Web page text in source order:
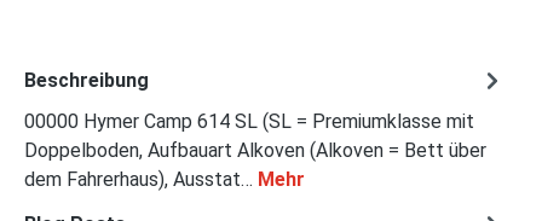
Beschreibung
00000 Hymer Camp 614 SL (SL = Premiumklasse mit
Doppelboden, Aufbauart Alkoven (Alkoven = Bett über
dem Fahrerhaus), Ausstat… Mehr